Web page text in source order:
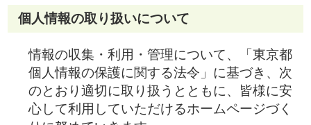
個人情報の取り扱いについて
情報の収集・利用・管理について、「東京都
個人情報の保護に関する法令」に基づき、次
のとおり適切に取り扱うとともに、皆様に安
心して利用していただけるホームページづく